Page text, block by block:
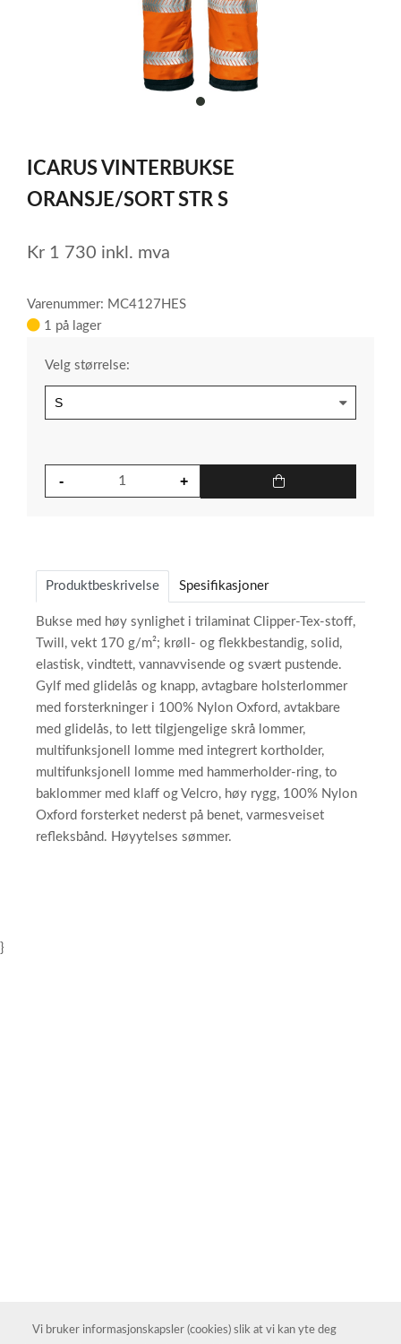
item
of
1
ICARUS VINTERBUKSE
ORANSJE/SORT STR S
Kr 1 730 inkl. mva
Varenummer: MC4127HES
1 på lager
Velg størrelse:
Produktbeskrivelse Spesifikasjoner
Bukse med høy synlighet i trilaminat Clipper-Tex-stoff,
Twill, vekt 170 g/m²; krøll- og flekkbestandig, solid,
elastisk, vindtett, vannavvisende og svært pustende.
Gylf med glidelås og knapp, avtagbare holsterlommer
med forsterkninger i 100% Nylon Oxford, avtakbare
med glidelås, to lett tilgjengelige skrå lommer,
multifunksjonell lomme med integrert kortholder,
multifunksjonell lomme med hammerholder-ring, to
baklommer med klaff og Velcro, høy rygg, 100% Nylon
Oxford forsterket nederst på benet, varmesveiset
refleksbånd. Høyytelses sømmer.
}
Vi bruker informasjonskapsler (cookies) slik at vi kan yte deg